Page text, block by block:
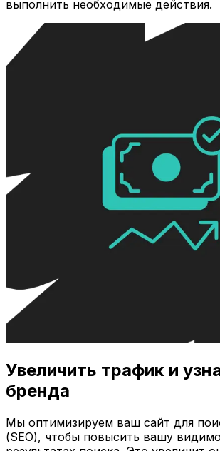
выполнить необходимые действия.
Увеличить трафик и
бренда
Мы оптимизируем ваш сайт для
(SEO), чтобы повысить вашу